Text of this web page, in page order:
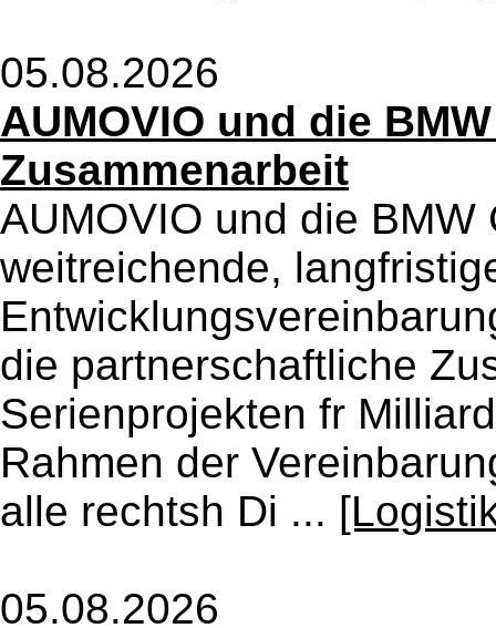
05.08.2026
AUMOVIO und die
Zusammenarbeit
AUMOVIO und die BMW
weitreichende,
die partnerschaftliche
Serienprojekten fr
Rahmen der
alle rechtsh Di ...
05.08.2026